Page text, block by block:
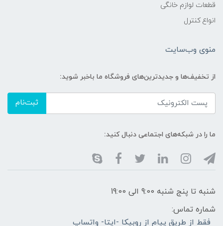
قطعات لوازم خانگی
انواع کنترل
منوی وب‌سایت
از تخفیف‌ها و جدیدترین‌های فروشگاه ما باخبر شوید:
ثبت‌نام
ما را در شبکه‌های اجتماعی دنبال کنید:
شنبه تا پنج شنبه 9:00 الی 19:00
شماره تماس:
فقط از طریق پیام از روبیکا -ایتا- واتساپ